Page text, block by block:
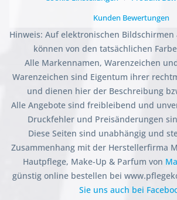
Kunden Bewertungen
Hinweis: Auf elektronischen Bildschirmen
können von den tatsächlichen
Alle Markennamen, Warenzeichen
Warenzeichen sind Eigentum ihrer
und dienen hier der Beschreibung
Alle Angebote sind freibleibend und
Druckfehler und Preisänderungen
Diese Seiten sind unabhängig und
Zusammenhang mit der Herstellerfirma
Hautpflege, Make-Up & Parfum von
günstig online bestellen bei
Sie uns auch bei